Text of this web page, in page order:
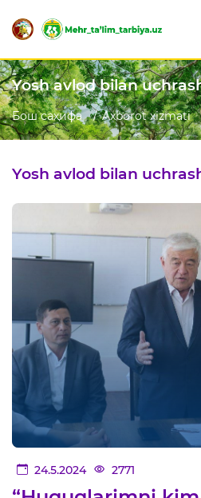
Yosh avlod bilan
Бош саҳифа Axborot xizmati
Yosh avlod bilan
24.5.2024 2771